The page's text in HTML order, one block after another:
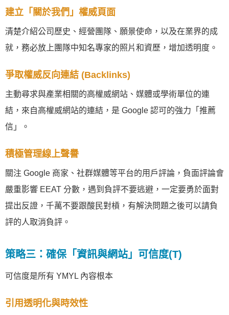
建立「關於我們」權威頁面
清楚介紹公司歷史、經營團隊、願景使命，以及在業界的成
就，務必放上團隊中知名專家的照片和資歷，增加透明度。
爭取權威反向連結 (Backlinks)
主動尋求與產業相關的高權威網站、媒體或學術單位的連
結，來自高權威網站的連結，是 Google 認可的強力「推薦
信」。
積極管理線上聲譽
關注 Google 商家、社群媒體等平台的用戶評論，負面評論會
嚴重影響 EEAT 分數，遇到負評不要逃避，一定要勇於面對
提出反證，千萬不要跟酸民對槓，有解決問題之後可以請負
評的人取消負評。
策略三：確保「資訊與網站」可信度(T)
可信度是所有 YMYL 內容根本
引用透明化與時效性